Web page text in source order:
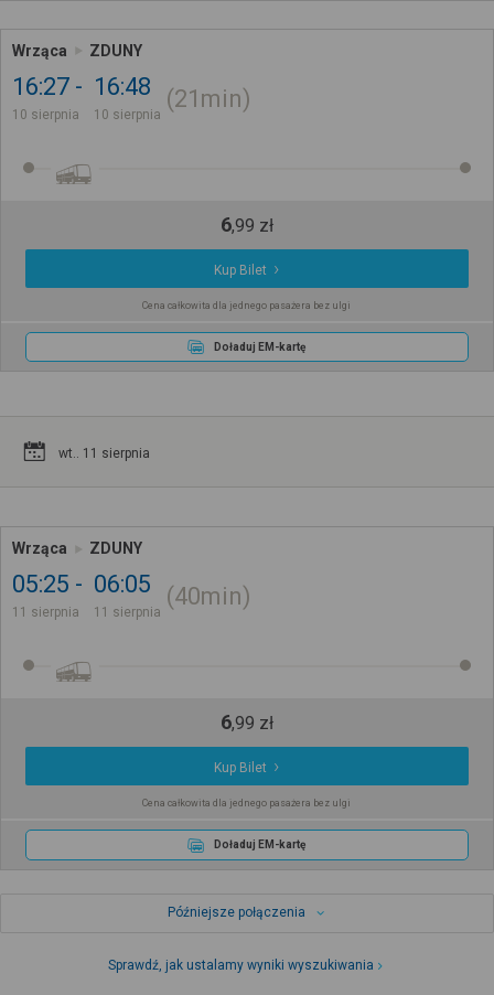
Wrząca ZDUNY
16:27
10 sierpnia
16:48
10 sierpnia
21min
6,99 zł
Kup Bilet
Cena całkowita dla jednego pasażera bez ulgi
Doładuj EM-kartę
wt.. 11 sierpnia
Wrząca ZDUNY
05:25
11 sierpnia
06:05
11 sierpnia
40min
6,99 zł
Kup Bilet
Cena całkowita dla jednego pasażera bez ulgi
Doładuj EM-kartę
Późniejsze połączenia
Sprawdź, jak ustalamy wyniki wyszukiwania